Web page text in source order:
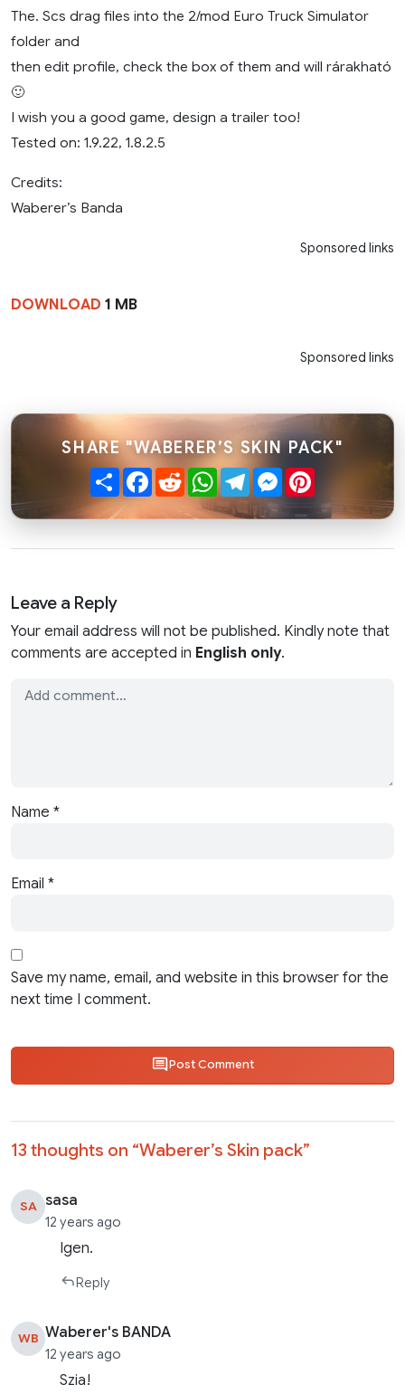
The. Scs drag files into the 2/mod Euro Truck Simulator
folder and
then edit profile, check the box of them and will rárakható
🙂
I wish you a good game, design a trailer too!
Tested on: 1.9.22, 1.8.2.5
Credits:
Waberer’s Banda
Sponsored links
DOWNLOAD 1 MB
Sponsored links
SHARE "WABERER’S SKIN PACK"
ShareFacebook
RedditWhatsApp
TelegramMessenger
Leave a Reply
Your email address will not be published. Kindly note that
comments are accepted in English only.
Name *
Email *
Save my name, email, and website in this browser for the
next time I comment.
Post Comment
13 thoughts on “Waberer’s Skin pack”
SA sasa
12 years ago
Igen.
Reply
WB Waberer's BANDA
12 years ago
Szia!